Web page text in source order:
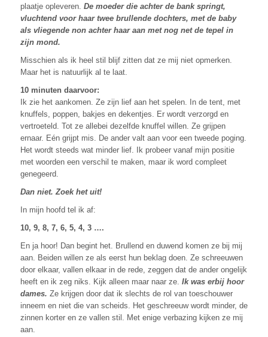
plaatje opleveren. De moeder die achter de bank springt,
vluchtend voor haar twee brullende dochters, met de baby
als vliegende non achter haar aan met nog net de tepel in
zijn mond.
Misschien als ik heel stil blijf zitten dat ze mij niet opmerken.
Maar het is natuurlijk al te laat.
10 minuten daarvoor:
Ik zie het aankomen. Ze zijn lief aan het spelen. In de tent, met
knuffels, poppen, bakjes en dekentjes. Er wordt verzorgd en
vertroeteld. Tot ze allebei dezelfde knuffel willen. Ze grijpen
ernaar. Eén grijpt mis. De ander valt aan voor een tweede poging.
Het wordt steeds wat minder lief. Ik probeer vanaf mijn positie
met woorden een verschil te maken, maar ik word compleet
genegeerd.
Dan niet. Zoek het uit!
In mijn hoofd tel ik af:
10, 9, 8, 7, 6, 5, 4, 3 ….
En ja hoor! Dan begint het. Brullend en duwend komen ze bij mij
aan. Beiden willen ze als eerst hun beklag doen. Ze schreeuwen
door elkaar, vallen elkaar in de rede, zeggen dat de ander ongelijk
heeft en ik zeg niks. Kijk alleen maar naar ze. Ik was erbij hoor
dames. Ze krijgen door dat ik slechts de rol van toeschouwer
inneem en niet die van scheids. Het geschreeuw wordt minder, de
zinnen korter en ze vallen stil. Met enige verbazing kijken ze mij
aan.